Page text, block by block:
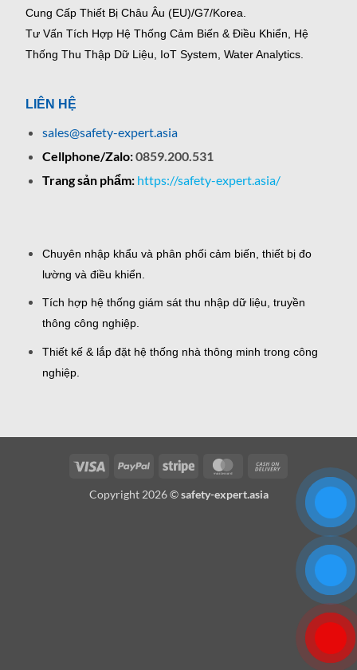
Cung Cấp Thiết Bị Châu Âu (EU)/G7/Korea.
Tư Vấn Tích Hợp Hệ Thống Cảm Biến & Điều Khiển, Hệ
Thống Thu Thập Dữ Liệu, IoT System, Water Analytics.
LIÊN HỆ
sales@safety-expert.asia
Cellphone/Zalo:0859.200.531
Trang sản phẩm: https://safety-expert.asia/
Chuyên nhập khẩu và phân phối cảm biến, thiết bị đo
lường và điều khiển.
Tích hợp hệ thống giám sát thu nhập dữ liệu, truyền
thông công nghiệp.
Thiết kế & lắp đặt hệ thống nhà thông minh trong công
nghiệp.
Visa PayPal Stripe MasterCard
Delivery
Copyright 2026 ©safety-expert.asia